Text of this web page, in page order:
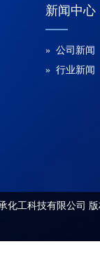
新闻中心
» 公司新闻
» 行业新闻
化工科技有限公司